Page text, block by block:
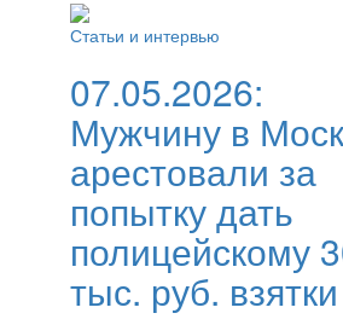
Статьи и интервью
07.05.2026:
Мужчину в
арестовали за
попытку дать
полицейскому
тыс. руб. взятки